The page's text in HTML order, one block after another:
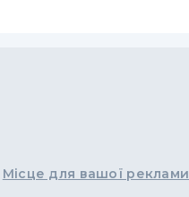
Місце для вашої реклами